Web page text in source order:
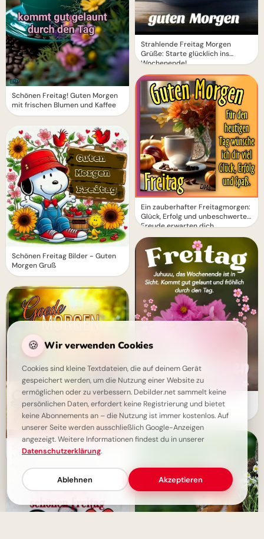
Schönen Freitag! Guten Morgen
mit frischen Blumen und Kaffee
Schönen Freitag Bilder - Guten
Morgen Gruß
Schönen Freitag Bilder - Guten
Morgen und einen schönen
Freitag
Strahlende Freitag Morgen
Grüße: Starte glücklich ins
Wochenende!
Ein zauberhafter Freitagmorgen:
Glück, Erfolg und unbeschwerte
Freude erwarten dich
Freitag - Endlich ist das
Wochenende in Sicht!
🍪 Wir verwenden Cookies
Cookies sind kleine Textdateien, die auf deinem Gerät
gespeichert werden, um die Nutzung einer Website zu
ermöglichen oder zu verbessern. Debilder.net sammelt keine
persönlichen Daten, erfordert keine Registrierung und bietet
keine Abonnements an – die Nutzung ist immer kostenlos. Auf
unserer Seite werden ausschließlich Google-Anzeigen
angezeigt. Weitere Informationen findest du in unserer
Datenschutzerklärung.
Ablehnen Akzeptieren